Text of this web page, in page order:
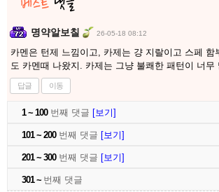
명약알보칠 26-05-18 08:12
카멘은 턴제 느낌이고, 카제는 걍 지랄이고 스페 함
도 카멘때 나왔지. 카제는 그냥 불쾌한 패턴이 너무
답글 이동
1 ~ 100번째 댓글 [보기]
101 ~ 200번째 댓글 [보기]
201 ~ 300번째 댓글 [보기]
301 ~ 번째 댓글